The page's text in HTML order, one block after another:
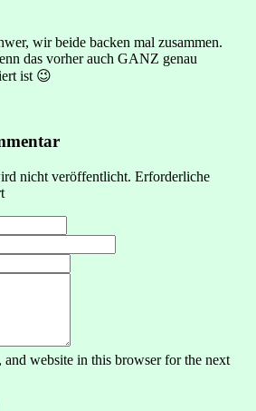
wir beide backen mal zusammen.
das vorher auch GANZ genau
ist 😉
nicht veröffentlicht. Erforderliche
and website in this browser for the next